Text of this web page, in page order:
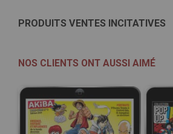
PRODUITS VENTES INCITATIVES
NOS CLIENTS ONT AUSSI AIMÉ